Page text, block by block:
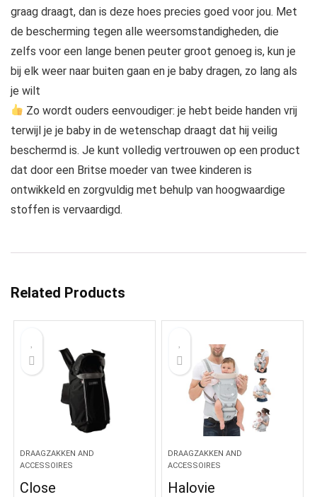
graag draagt, dan is deze hoes precies goed voor jou. Met
de bescherming tegen alle weersomstandigheden, die
zelfs voor een lange benen peuter groot genoeg is, kun je
bij elk weer naar buiten gaan en je baby dragen, zo lang als
je wilt
Zo wordt ouders eenvoudiger: je hebt beide handen vrij
terwijl je je baby in de wetenschap draagt dat hij veilig
beschermd is. Je kunt volledig vertrouwen op een product
dat door een Britse moeder van twee kinderen is
ontwikkeld en zorgvuldig met behulp van hoogwaardige
stoffen is vervaardigd.
Related Products
DRAAGZAKKEN AND
ACCESSOIRES
Close
DRAAGZAKKEN AND
ACCESSOIRES
Halovie